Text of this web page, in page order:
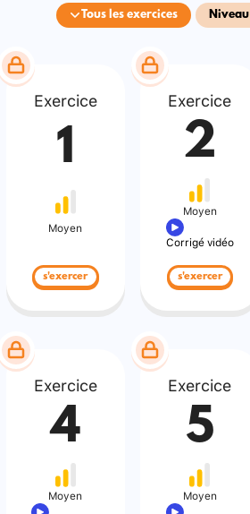
Tous les exercices
Exercice
1
Moyen
s'exercer
Exercice
2
Moyen
Corrigé vidéo
s'exercer
Exercice
4
Moyen
Exercice
5
Moyen